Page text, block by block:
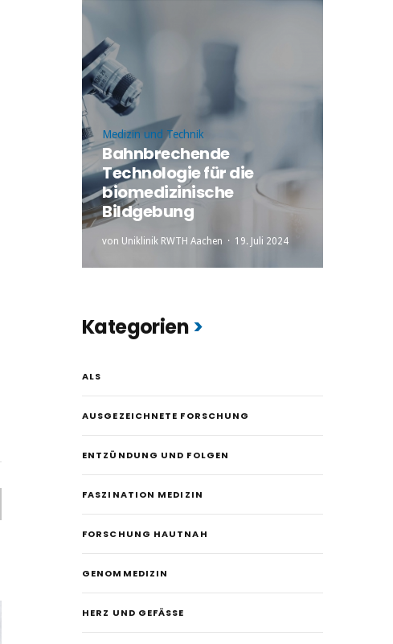
Medizin und Technik
Bahnbrechende
Technologie für die
biomedizinische
Bildgebung
von Uniklinik RWTH Aachen 19. Juli 2024
Kategorien
ALS
AUSGEZEICHNETE FORSCHUNG
ENTZÜNDUNG UND FOLGEN
FASZINATION MEDIZIN
FORSCHUNG HAUTNAH
GENOMMEDIZIN
HERZ UND GEFÄSSE